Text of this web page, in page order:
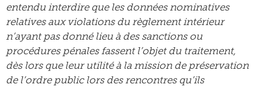
entendu interdire que les données nominatives
relatives aux violations du règlement intérieur
n’ayant pas donné lieu à des sanctions ou
procédures pénales fassent l’objet du traitement,
dès lors que leur utilité à la mission de préservation
de l’ordre public lors des rencontres qu’ils